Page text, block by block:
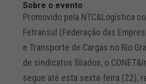
Sobre o evento
Promovido pela NTC&Logística
Fetransul (Federação das
e Transporte de Cargas no Rio
de sindicatos filiados, o
segue até esta sexta-feira (22),